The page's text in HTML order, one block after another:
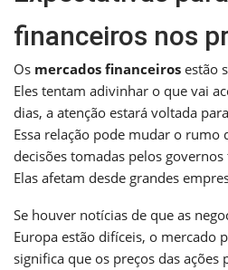
financeiros nos
Os mercados financeiros estão
Eles tentam adivinhar o que vai
dias, a atenção estará voltada
Essa relação pode mudar o rumo
decisões tomadas pelos
Elas afetam desde grandes
Se houver notícias de que as
Europa estão difíceis, o mercado
significa que os preços das ações